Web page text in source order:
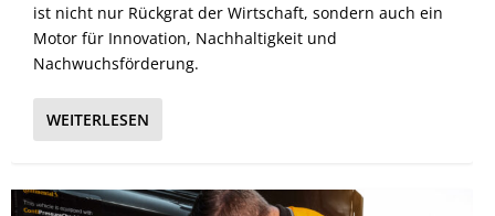
ist nicht nur Rückgrat der Wirtschaft, sondern auch ein
Motor für Innovation, Nachhaltigkeit und
Nachwuchsförderung.
WEITERLESEN